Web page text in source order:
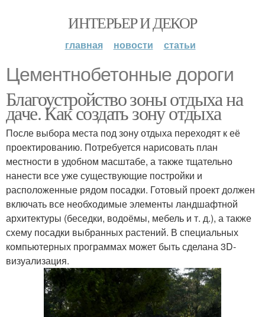
ИНТЕРЬЕР И ДЕКОР
главная новости статьи
Цементнобетонные дороги
Благоустройство зоны отдыха на
даче. Как создать зону отдыха
После выбора места под зону отдыха переходят к её
проектированию. Потребуется нарисовать план
местности в удобном масштабе, а также тщательно
нанести все уже существующие постройки и
расположенные рядом посадки. Готовый проект должен
включать все необходимые элементы ландшафтной
архитектуры (беседки, водоёмы, мебель и т. д.), а также
схему посадки выбранных растений. В специальных
компьютерных программах может быть сделана 3D-
визуализация.